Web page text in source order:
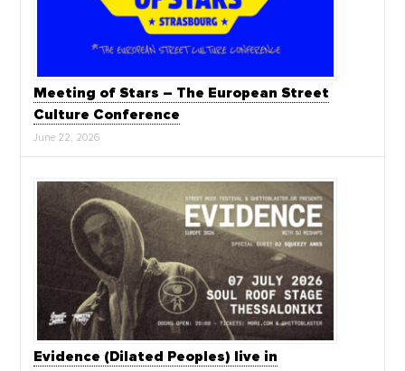
Meeting of Stars – The European Street
Culture Conference
June 22, 2026
Evidence (Dilated Peoples) live in